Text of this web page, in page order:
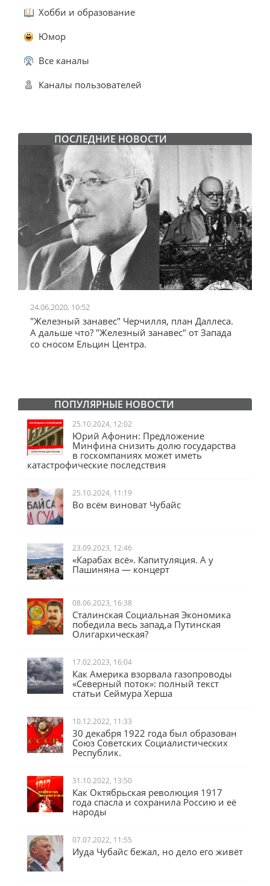
Хобби и образование
Юмор
Все каналы
Каналы пользователей
ПОСЛЕДНИЕ НОВОСТИ
24.06.2020, 10:52
"Железный занавес" Черчилля, план Даллеса.
А дальше что? "Железный занавес" от Запада
со сносом Ельцин Центра.
ПОПУЛЯРНЫЕ НОВОСТИ
25.10.2024, 12:02
Юрий Афонин: Предложение
Минфина снизить долю государства
в госкомпаниях может иметь
катастрофические последствия
25.10.2024, 11:19
Во всём виноват Чубайс
23.09.2023, 12:46
«Карабах всё». Капитуляция. А у
Пашиняна — концерт
08.06.2023, 16:38
Сталинская Социальная Экономика
победила весь запад,а Путинская
Олигархическая?
17.02.2023, 16:04
Как Америка взорвала газопроводы
«Северный поток»: полный текст
статьи Сеймура Херша
10.12.2022, 11:33
30 декабря 1922 года был образован
Союз Советских Социалистических
Республик.
31.10.2022, 13:50
Как Октябрьская революция 1917
года спасла и сохранила Россию и её
народы
07.07.2022, 11:55
Иуда Чубайс бежал, но дело его живёт